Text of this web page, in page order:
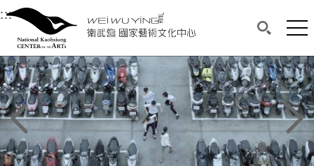
衛武營國家藝術文化中心
中央內容區塊，為本頁主要內容區。
:::選單連結區塊，此區塊列有本網站主要連結。
衛武營國家藝術文化中心
搜尋(開
網
:::中央內容區塊，為本頁主要內容區。
上一頁 下一頁